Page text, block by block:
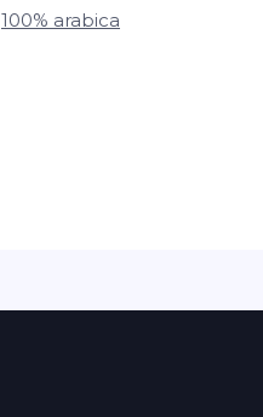
100% arabica